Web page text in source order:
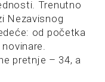
Trenutno
Nezavisnog
od početka
pretnje – 34, a